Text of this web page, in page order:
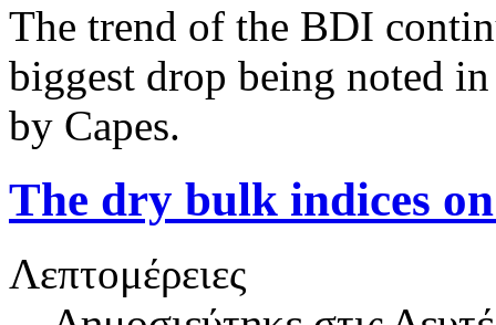
The trend of the BDI
biggest drop being noted
by Capes.
The dry bulk indices
Λεπτομέρειες